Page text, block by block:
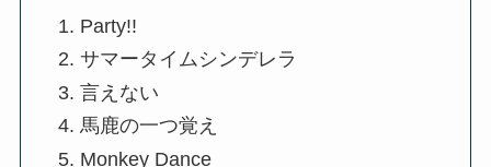
Party!!
サマータイムシンデレラ
言えない
馬鹿の一つ覚え
Monkey Dance